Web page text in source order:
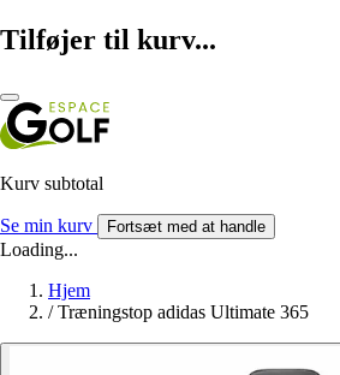
Tilføjer til kurv...
Kurv subtotal
Se min kurv Fortsæt med at handle
Loading...
Hjem
/ Træningstop adidas Ultimate 365